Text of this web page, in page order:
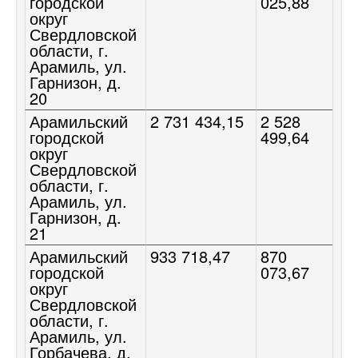
округ
Свердловской
области, г.
Арамиль, ул.
Гарнизон, д.
20
Арамильский
городской
округ
Свердловской
области, г.
Арамиль, ул.
Гарнизон, д.
21
2 731 434,15 2 528
499,64
Арамильский
городской
округ
Свердловской
области, г.
Арамиль, ул.
Горбачева, д.
933 718,47 870
073,67